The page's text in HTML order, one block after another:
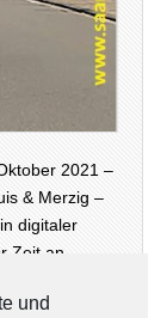
2021 –
& Merzig –
digitaler
Zeit an
und